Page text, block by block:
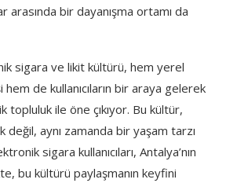
arasında bir dayanışma ortamı da
sigara ve likit kültürü, hem yerel
hem de kullanıcıların bir araya gelerek
topluluk ile öne çıkıyor. Bu kültür,
değil, aynı zamanda bir yaşam tarzı
sigara kullanıcıları, Antalya’nın
bu kültürü paylaşmanın keyfini